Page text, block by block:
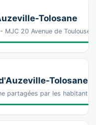
Tolosane
MJC 20 Avenue de
Tolosane
partagées par les habitants